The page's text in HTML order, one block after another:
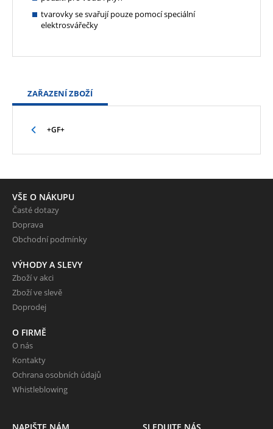
tvarovky se svařují pouze pomocí speciální
elektrosvářečky
ZAŘAZENÍ ZBOŽÍ
+GF+
VŠE O NÁKUPU
Časté dotazy
Doprava
Obchodní podmínky
VÝHODY A SLEVY
Zboží v akci
Zboží ve slevě
Doprodej
O FIRMĚ
O nás
Kontakty
Ochrana osobních údajů
Whistleblowing